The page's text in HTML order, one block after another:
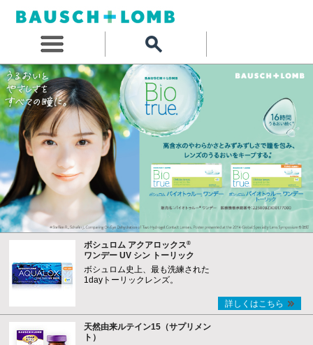
ボシュロム アクアロックス®
ワンデー UV シン トーリック
ボシュロム史上、最も洗練された
1dayトーリックレンズ。
詳しくはこちら
天然由来ルテイン15（サプリメン
ト）